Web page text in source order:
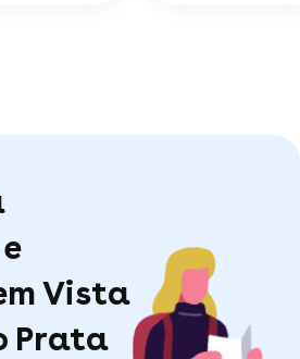
Vista
Prata